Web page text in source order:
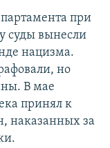
при
суды вынесли
нацизма.
но
В мае
принял к
наказанных за